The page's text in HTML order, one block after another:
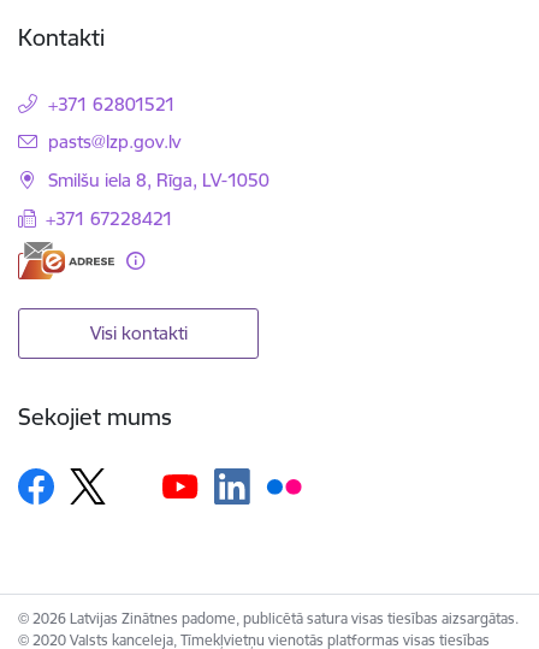
Kontakti
+371 62801521
E-pasts:
pasts@lzp.gov.lv
Smilšu iela 8, Rīga, LV-1050
+371 67228421
Visi kontakti
Sekojiet mums
© 2026 Latvijas Zinātnes padome, publicētā satura visas tiesības aizsargātas.
© 2020 Valsts kanceleja, Tīmekļvietņu vienotās platformas visas tiesības